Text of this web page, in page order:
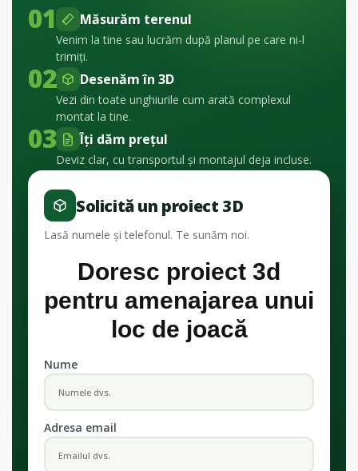
01 Măsurăm terenul
Venim la tine sau lucrăm după planul pe care ni-l
trimiți.
02 Desenăm în 3D
Vezi din toate unghiurile cum arată complexul
montat la tine.
03 Îți dăm prețul
Deviz clar, cu transportul și montajul deja incluse.
Solicită un proiect 3D
Lasă numele și telefonul. Te sunăm noi.
Doresc proiect 3d
pentru amenajarea unui
loc de joacă
Nume
Adresa email